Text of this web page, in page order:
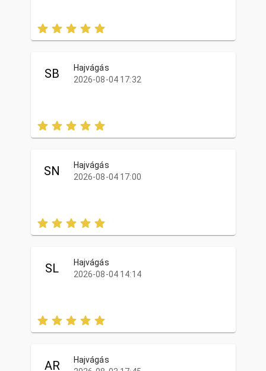
SB
Hajvágás
2026-08-04 17:32
SN
Hajvágás
2026-08-04 17:00
SL
Hajvágás
2026-08-04 14:14
AR
Hajvágás